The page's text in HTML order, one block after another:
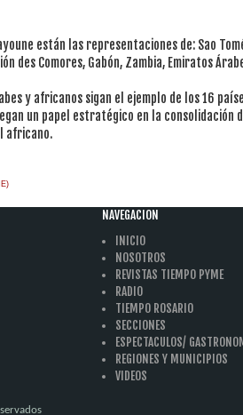
están las representaciones de: Sao
des Comores, Gabón, Zambia, Emiratos
y africanos sigan el ejemplo de los 16
un papel estratégico en la consolidación
africano.
NAVEGACION
INICIO
NOSOTROS
REVISTAS TIEMPO PYME
RADIO
TIEMPO ROSARIO
SECCIONES
ESPECTACULOS/
REGIONES Y MUNICIPIOS
VIDEOS